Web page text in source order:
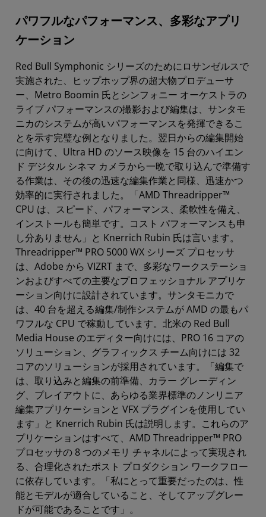
パワフルなパフォーマンス、多彩なアプリ
ケーション
Red Bull Symphonic シリーズのためにロサンゼルスで
実施された、ヒップホップ界の超大物プロデューサ
ー、Metro Boomin 氏とシンフォニー オーケストラの
ライブ パフォーマンスの撮影および編集は、サンタモ
ニカのシステムが高いパフォーマンスを発揮できるこ
とを示す完璧な例となりました。翌日からの編集開始
に向けて、Ultra HD のソース映像を 15 台のハイエン
ド デジタル シネマ カメラから一晩で取り込んで準備す
る作業は、その後の迅速な編集作業と同様、迅速かつ
効率的に実行されました。「AMD Threadripper™
CPU は、スピード、パフォーマンス、柔軟性を備え、
インストールも簡単です。コスト パフォーマンスも申
し分ありません」と Knerrich Rubin 氏は言います。
Threadripper™ PRO 5000 WX シリーズ プロセッサ
は、Adobe から VIZRT まで、多彩なワークステーショ
ンおよびすべての主要なプロフェッショナル アプリケ
ーション向けに設計されています。サンタモニカで
は、40 台を超える編集/制作システムが AMD の最もパ
ワフルな CPU で稼動しています。北米の Red Bull
Media House のエディター向けには、PRO 16 コアの
ソリューション、グラフィックス チーム向けには 32
コアのソリューションが採用されています。「編集で
は、取り込みと編集の前準備、カラー グレーディン
グ、プレイアウトに、あらゆる業界標準のノンリニア
編集アプリケーションと VFX プラグインを使用してい
ます」と Knerrich Rubin 氏は説明します。これらのア
プリケーションはすべて、AMD Threadripper™ PRO
プロセッサの 8 つのメモリ チャネルによって実現され
る、合理化されたポスト プロダクション ワークフロー
に依存しています。「私にとって重要だったのは、性
能とモデルが適合していること、そしてアップグレー
ドが可能であることです」。